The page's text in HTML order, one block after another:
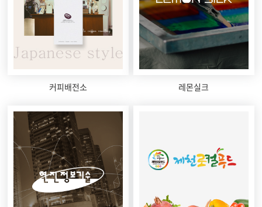
커피배전소 레몬실크